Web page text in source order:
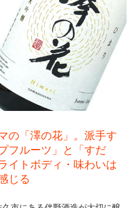
の「澤の花」。派手す
フルーツ」と「すだ
イトボディ・味わいは
じる